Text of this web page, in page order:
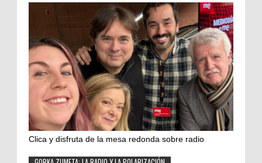
Clica y disfruta de la mesa redonda sobre radio